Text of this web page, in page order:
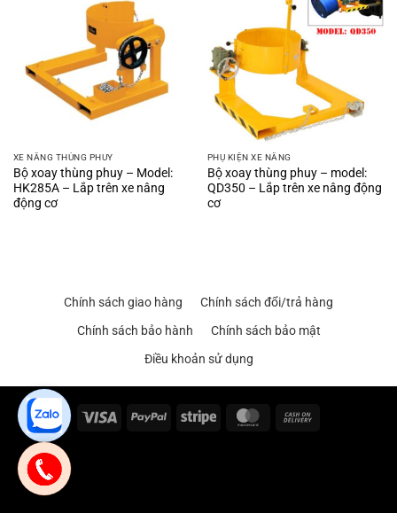
XE NÂNG THÙNG PHUY
Bộ xoay thùng phuy – Model:
HK285A – Lắp trên xe nâng
động cơ
PHỤ KIỆN XE NÂNG
Bộ xoay thùng phuy – model:
QD350 – Lắp trên xe nâng động
cơ
Chính sách giao hàng
Chính sách đổi/trả hàng
Chính sách bảo hành
Chính sách bảo mật
Điều khoản sử dụng
Visa PayPal Stripe MasterCard